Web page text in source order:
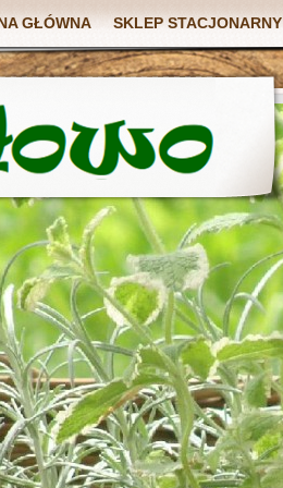
GŁÓWNA SKLEP STACJONARNY